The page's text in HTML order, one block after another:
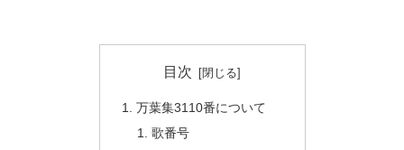
目次
万葉集3110番について
歌番号